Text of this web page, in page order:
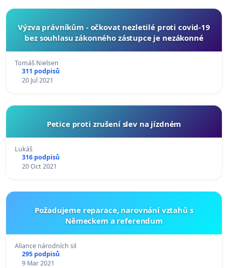
Výzva právníkům - očkovat nezletilé proti covid-19
bez souhlasu zákonného zástupce je nezákonné
Tomáš Nielsen
311 podpisů
20 Jul 2021
Petice proti zrušení slev na jízdném
Lukáš
316 podpisů
20 Oct 2021
Požadujeme reparace, narovnání vztahů s
Německem a referendum
Aliance národních sil
295 podpisů
9 Mar 2021